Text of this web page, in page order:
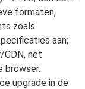
formaten,
zoals
aan;
CDN, het
browser.
upgrade in de